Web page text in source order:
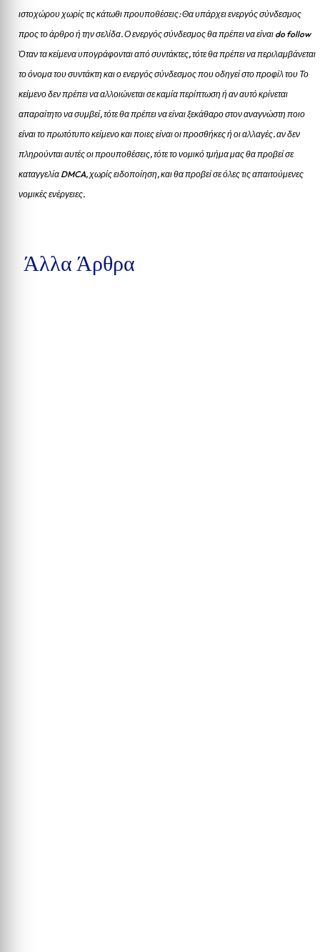
ιστοχώρου χωρίς τις κάτωθι προυποθέσεις: Θα υπάρχει ενεργός σύνδεσμος
προς το άρθρο ή την σελίδα.Ο ενεργός σύνδεσμος θα πρέπει να είναι do follow
Όταν τα κείμενα υπογράφονται από συντάκτες, τότε θα πρέπει να περιλαμβάνεται
το όνομα του συντάκτη και ο ενεργός σύνδεσμος που οδηγεί στο προφίλ του Το
κείμενο δεν πρέπει να αλλοιώνεται σε καμία περίπτωση ή αν αυτό κρίνεται
απαραίτητο να συμβεί, τότε θα πρέπει να είναι ξεκάθαρο στον αναγνώστη ποιο
είναι το πρωτότυπο κείμενο και ποιες είναι οι προσθήκες ή οι αλλαγές. αν δεν
πληρούνται αυτές οι προυποθέσεις, τότε το νομικό τμήμα μας θα προβεί σε
καταγγελία DMCA, χωρίς ειδοποίηση, και θα προβεί σε όλες τις απαιτούμενες
νομικές ενέργειες.
Άλλα Άρθρα